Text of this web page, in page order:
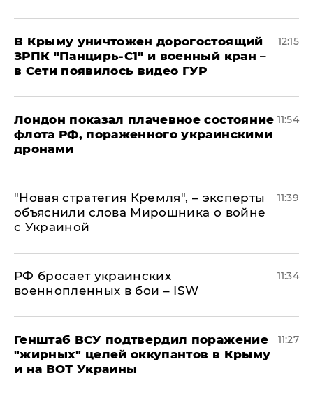
В Крыму уничтожен дорогостоящий
ЗРПК "Панцирь-С1" и военный кран –
в Сети появилось видео ГУР
12:15
Лондон показал плачевное состояние
флота РФ, пораженного украинскими
дронами
11:54
"Новая стратегия Кремля", – эксперты
объяснили слова Мирошника о войне
с Украиной
11:39
РФ бросает украинских
военнопленных в бои – ISW
11:34
Генштаб ВСУ подтвердил поражение
"жирных" целей оккупантов в Крыму
и на ВОТ Украины
11:27